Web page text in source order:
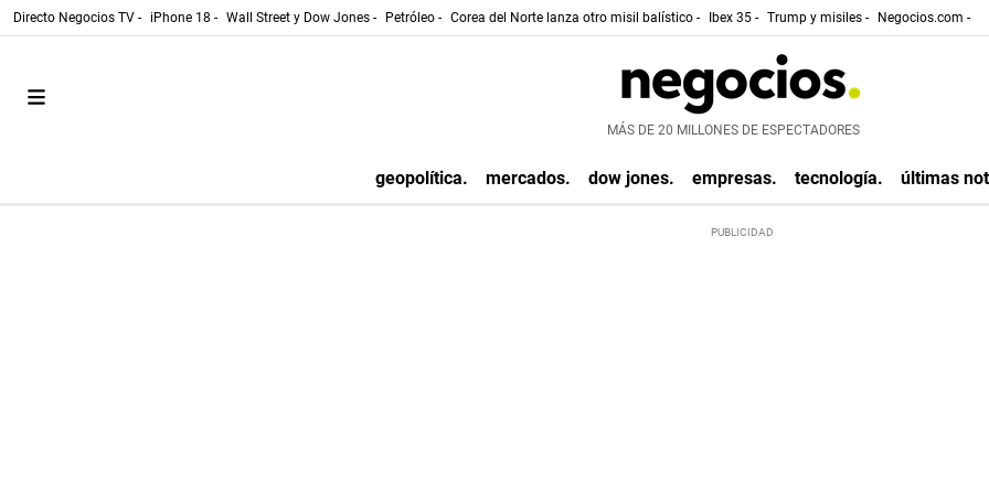
Directo Negocios TV - iPhone 18 - Wall Street y Dow Jones - Petróleo - Corea del Norte lanza otro misil balístico - Ibex 35 - Trump y misiles - Negocios.com -
MÁS DE 20 MILLONES DE ESPECTADORES
geopolítica. mercados. dow jones. empresas. tecnología. últimas